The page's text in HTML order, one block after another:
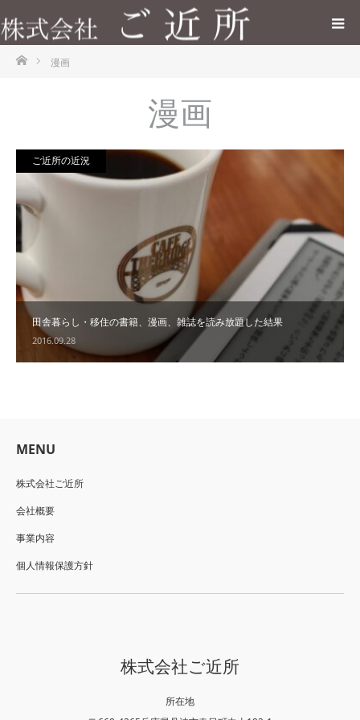
ホーム漫画
漫画
田舎暮らし・移住の書籍、漫画、雑誌を読み放題した結果
2016.09.28
ご近所の近況
MENU
株式会社ご近所
会社概要
事業内容
個人情報保護方針
株式会社ご近所
所在地